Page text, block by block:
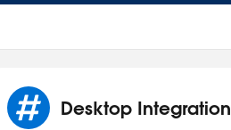
Desktop Integration